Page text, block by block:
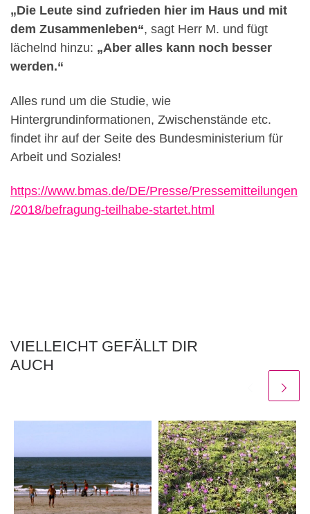
„Die Leute sind zufrieden hier im Haus und mit
dem Zusammenleben“, sagt Herr M. und fügt
lächelnd hinzu: „Aber alles kann noch besser
werden.“
Alles rund um die Studie, wie
Hintergrundinformationen, Zwischenstände etc.
findet ihr auf der Seite des Bundesministerium für
Arbeit und Soziales!
https://www.bmas.de/DE/Presse/Pressemitteilungen
/2018/befragung-teilhabe-startet.html
VIELLEICHT GEFÄLLT DIR
AUCH